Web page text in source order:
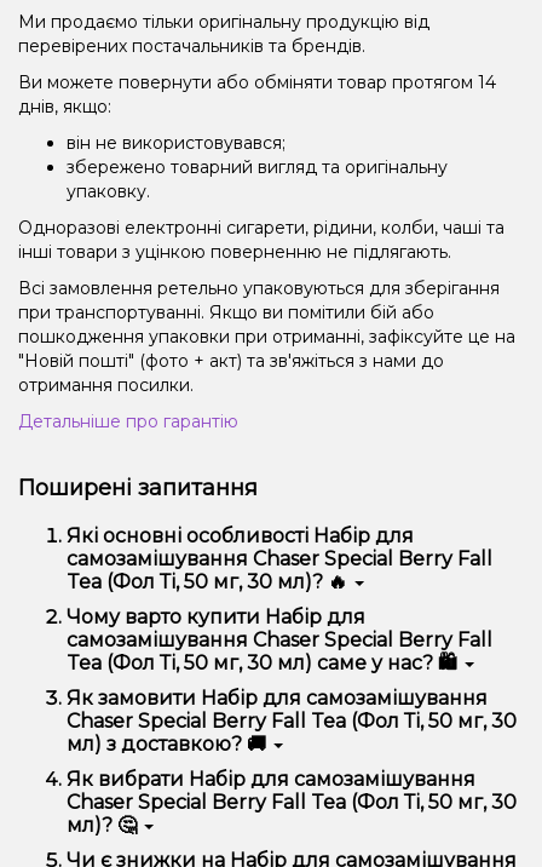
Ми продаємо тільки оригінальну продукцію від
перевірених постачальників та брендів.
Ви можете повернути або обміняти товар протягом 14
днів, якщо:
він не використовувався;
збережено товарний вигляд та оригінальну
упаковку.
Одноразові електронні сигарети, рідини, колби, чаші та
інші товари з уцінкою поверненню не підлягають.
Всі замовлення ретельно упаковуються для зберігання
при транспортуванні. Якщо ви помітили бій або
пошкодження упаковки при отриманні, зафіксуйте це на
"Новій пошті" (фото + акт) та зв'яжіться з нами до
отримання посилки.
Детальніше про гарантію
Поширені запитання
Які основні особливості Набір для
самозамішування Chaser Special Berry Fall
Tea (Фол Ті, 50 мг, 30 мл)? 🔥
Набір для самозамішування Chaser Special Berry Fall
Tea (Фол Ті, 50 мг, 30 мл) відрізняється високою
якістю, зручністю використання та надійністю.
Чому варто купити Набір для
самозамішування Chaser Special Berry Fall
Tea (Фол Ті, 50 мг, 30 мл) саме у нас? 🛍️
Ми пропонуємо тільки оригінальну продукцію,
широкий асортимент, вигідні ціни та швидку
доставку. Крім того, у нас регулярні акції та знижки
для клієнтів!
Як замовити Набір для самозамішування
Chaser Special Berry Fall Tea (Фол Ті, 50 мг, 30
мл) з доставкою? 🚚
Оформити замовлення можна в кілька кліків:
Додайте Набір для самозамішування Chaser
Special Berry Fall Tea (Фол Ті, 50 мг, 30 мл) до
Як вибрати Набір для самозамішування
Chaser Special Berry Fall Tea (Фол Ті, 50 мг, 30
мл)? 🤔
Вибір залежить від ваших уподобань – наприклад,
Чи є знижки на Набір для самозамішування